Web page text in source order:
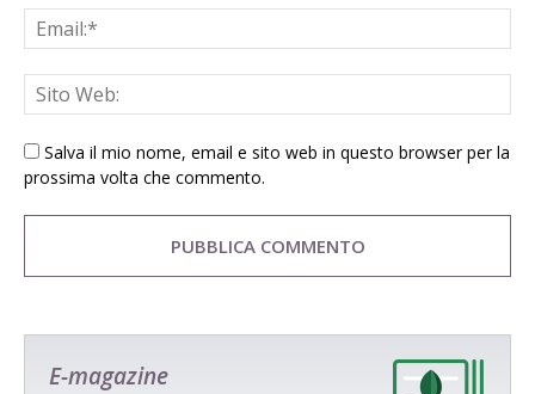
Salva il mio nome, email e sito web in questo browser per la
prossima volta che commento.
E-magazine